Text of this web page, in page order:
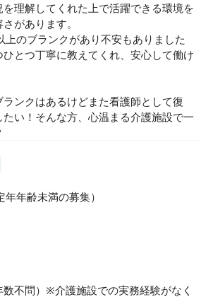
理解してくれた上で活躍できる環境を
があります。
上のブランクがあり不安もありました
とつ丁寧に教えてくれ、安心して働け
ンクはあるけどまた看護師として復
い！そんな方、心温まる介護施設で一
年齢未満の募集）
数不問）※介護施設での実務経験がなく